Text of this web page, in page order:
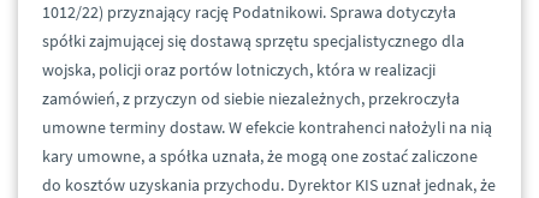
1012/22) przyznający rację Podatnikowi. Sprawa dotyczyła
spółki zajmującej się dostawą sprzętu specjalistycznego dla
wojska, policji oraz portów lotniczych, która w realizacji
zamówień, z przyczyn od siebie niezależnych, przekroczyła
umowne terminy dostaw. W efekcie kontrahenci nałożyli na nią
kary umowne, a spółka uznała, że mogą one zostać zaliczone
do kosztów uzyskania przychodu. Dyrektor KIS uznał jednak, że